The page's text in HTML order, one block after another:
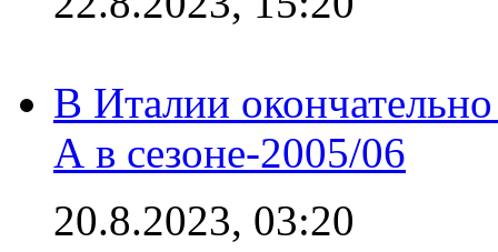
В Италии
А в сезоне-2005/06
20.8.2023, 03:20